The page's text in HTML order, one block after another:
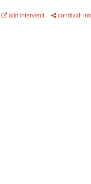
altri interventi
condividi